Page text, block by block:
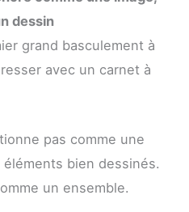
dessin
grand basculement à
avec un carnet à
pas comme une
bien dessinés.
un ensemble.